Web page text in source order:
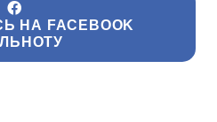
НА FACEBOOK